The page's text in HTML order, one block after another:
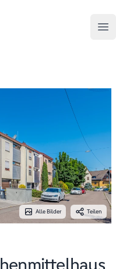
Alle Bilder Teilen